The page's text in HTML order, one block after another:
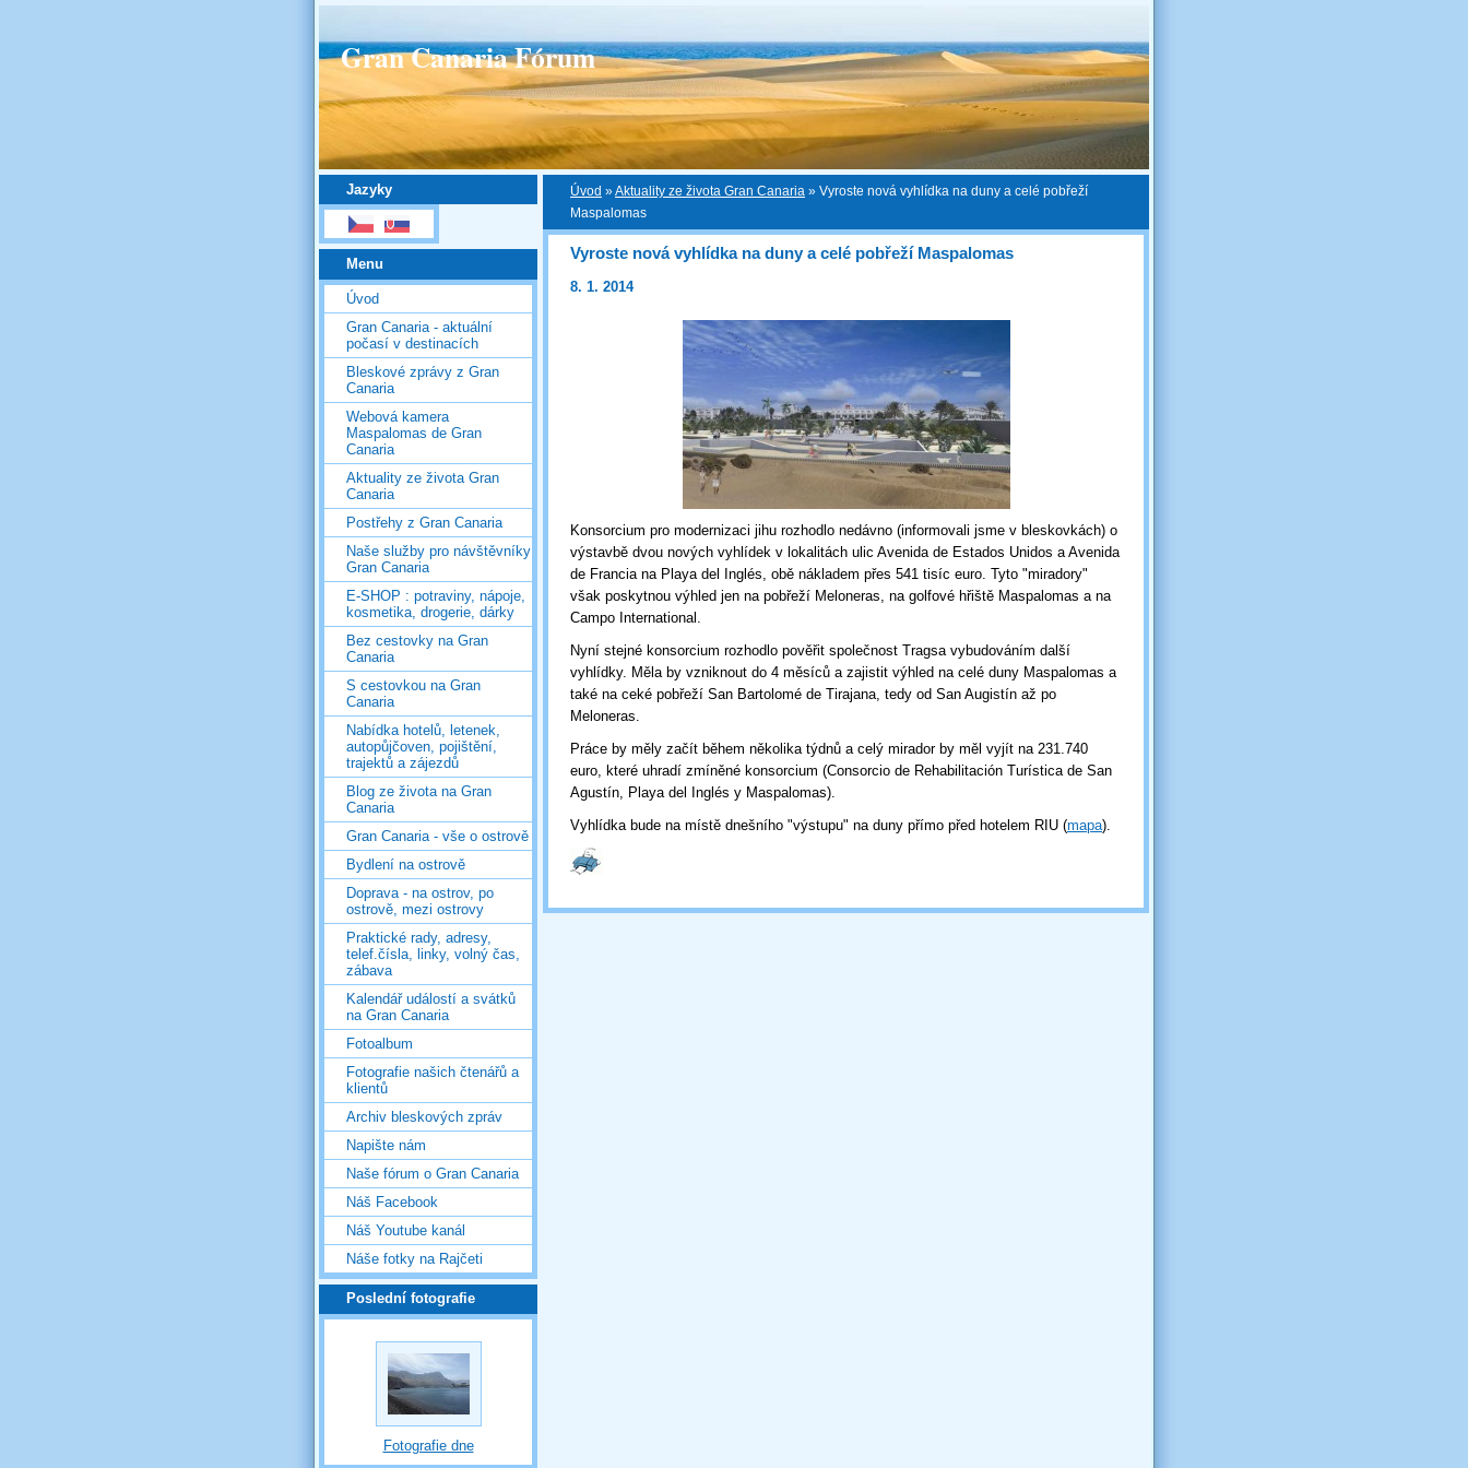
Gran Canaria Fórum
Jazyky
Menu
Úvod
Gran Canaria - aktuální
počasí v destinacích
Bleskové zprávy z Gran
Canaria
Webová kamera
Maspalomas de Gran
Canaria
Aktuality ze života Gran
Canaria
Postřehy z Gran Canaria
Naše služby pro návštěvníky
Gran Canaria
E-SHOP : potraviny, nápoje,
kosmetika, drogerie, dárky
Bez cestovky na Gran
Canaria
S cestovkou na Gran
Canaria
Nabídka hotelů, letenek,
autopůjčoven, pojištění,
trajektů a zájezdů
Blog ze života na Gran
Canaria
Gran Canaria - vše o ostrově
Bydlení na ostrově
Doprava - na ostrov, po
ostrově, mezi ostrovy
Praktické rady, adresy,
telef.čísla, linky, volný čas,
zábava
Kalendář událostí a svátků
na Gran Canaria
Fotoalbum
Fotografie našich čtenářů a
klientů
Archiv bleskových zpráv
Napište nám
Naše fórum o Gran Canaria
Náš Facebook
Náš Youtube kanál
Náše fotky na Rajčeti
Poslední fotografie
Fotografie dne
Úvod »Aktuality ze života Gran Canaria » Vyroste nová vyhlídka na duny a celé pobřeží
Maspalomas
Vyroste nová vyhlídka na duny a celé pobřeží Maspalomas
8. 1. 2014
Konsorcium pro modernizaci jihu rozhodlo nedávno (informovali jsme v bleskovkách) o
výstavbě dvou nových vyhlídek v lokalitách ulic Avenida de Estados Unidos a Avenida
de Francia na Playa del Inglés, obě nákladem přes 541 tisíc euro. Tyto "miradory"
však poskytnou výhled jen na pobřeží Meloneras, na golfové hřiště Maspalomas a na
Campo International.
Nyní stejné konsorcium rozhodlo pověřit společnost Tragsa vybudováním další
vyhlídky. Měla by vzniknout do 4 měsíců a zajistit výhled na celé duny Maspalomas a
také na ceké pobřeží San Bartolomé de Tirajana, tedy od San Augistín až po
Meloneras.
Práce by měly začít během několika týdnů a celý mirador by měl vyjít na 231.740
euro, které uhradí zmíněné konsorcium (Consorcio de Rehabilitación Turística de San
Agustín, Playa del Inglés y Maspalomas).
Vyhlídka bude na místě dnešního "výstupu" na duny přímo před hotelem RIU (mapa).